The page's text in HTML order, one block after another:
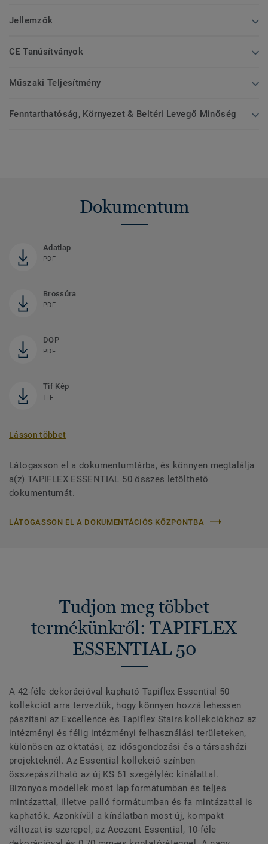
Jellemzők
CE Tanúsítványok
Műszaki Teljesítmény
Fenntarthatóság, Környezet & Beltéri Levegő Minőség
Dokumentum
Adatlap
PDF
Brossúra
PDF
DOP
PDF
Tif Kép
TIF
Lásson többet
Látogasson el a dokumentumtárba, és könnyen megtalálja
a(z) TAPIFLEX ESSENTIAL 50 összes letölthető
dokumentumát.
LÁTOGASSON EL A DOKUMENTÁCIÓS KÖZPONTBA
Tudjon meg többet
termékünkről: TAPIFLEX
ESSENTIAL 50
A 42-féle dekorációval kapható Tapiflex Essential 50
kollekciót arra terveztük, hogy könnyen hozzá lehessen
pászítani az Excellence és Tapiflex Stairs kollekciókhoz az
intézményi és félig intézményi felhasználási területeken,
különösen az oktatási, az idősgondozási és a társasházi
projekteknél. Az Essential kollekció színben
összepászítható az új KS 61 szegélyléc kínálattal.
Bizonyos modellek most lap formátumban és teljes
mintázattal, illetve palló formátumban és fa mintázattal is
kaphatók. Azonkívül a kínálatban most új, kompakt
változat is szerepel, az Acczent Essential, 10-féle